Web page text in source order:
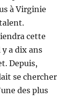
à Virginie
cette
a dix ans
Depuis,
se chercher
des plus